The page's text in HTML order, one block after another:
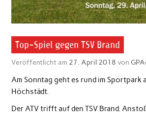
Top-Spiel gegen TSV Brand
Veröffentlicht am 27. April 2018 von
Am Sonntag geht es rund im Sportpark
Höchstädt.
Der ATV trifft auf den TSV Brand.